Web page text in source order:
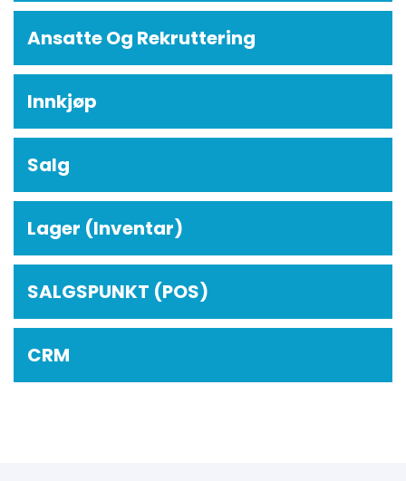
Ansatte Og Rekruttering
Innkjøp
Salg
Lager (Inventar)
SALGSPUNKT (POS)
CRM